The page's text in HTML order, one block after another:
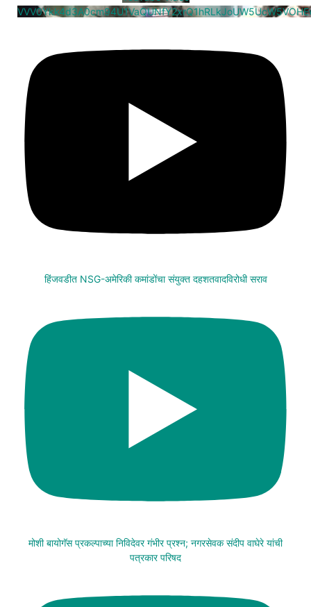
हिंजवडीत NSG-अमेरिकी कमांडोंचा संयुक्त दहशतवादविरोधी सराव
मोशी बायोगॅस प्रकल्पाच्या निविदेवर गंभीर प्रश्न; नगरसेवक संदीप वाघेरे यांची
पत्रकार परिषद